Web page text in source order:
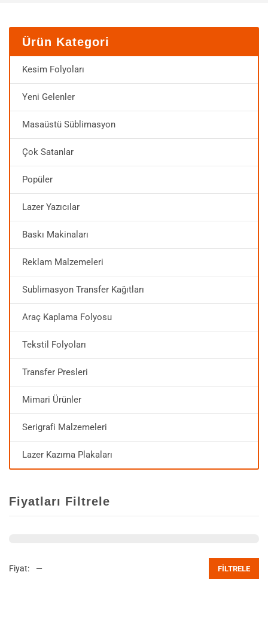
MAĞAZA
SSS
İLETIŞIM
Ürün Kategori
Kesim Folyoları
Yeni Gelenler
Masaüstü Süblimasyon
Çok Satanlar
Popüler
Lazer Yazıcılar
Baskı Makinaları
Reklam Malzemeleri
Sublimasyon Transfer Kağıtları
Araç Kaplama Folyosu
Tekstil Folyoları
Transfer Presleri
Mimari Ürünler
Serigrafi Malzemeleri
Lazer Kazıma Plakaları
Fiyatları Filtrele
FILTRELE
Fiyat: —